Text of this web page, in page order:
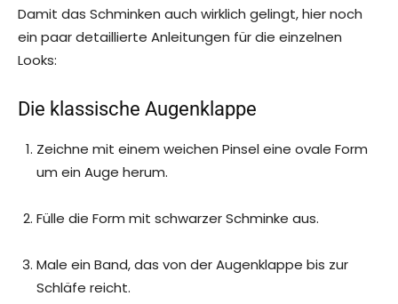
Damit das Schminken auch wirklich gelingt, hier noch
ein paar detaillierte Anleitungen für die einzelnen
Looks:
Die klassische Augenklappe
Zeichne mit einem weichen Pinsel eine ovale Form
um ein Auge herum.
Fülle die Form mit schwarzer Schminke aus.
Male ein Band, das von der Augenklappe bis zur
Schläfe reicht.